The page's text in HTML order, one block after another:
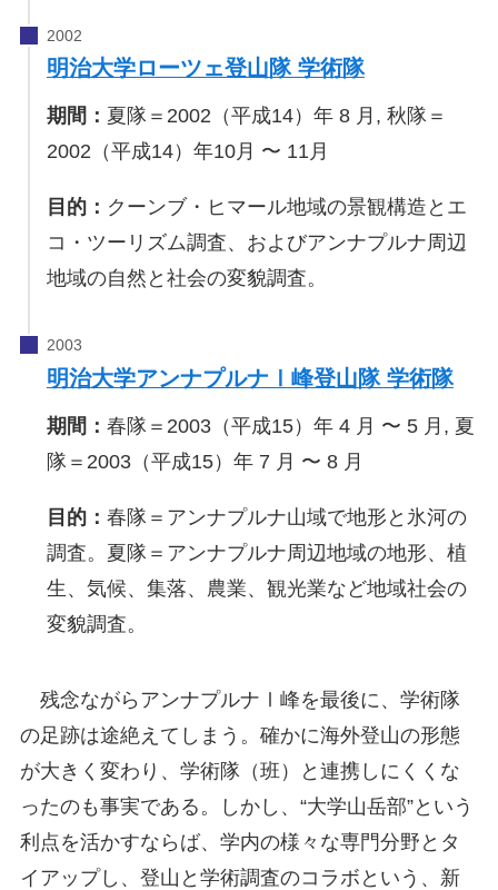
明治大学ローツェ登山隊 学術隊
期間： 夏隊＝2002（平成14）年 8 月, 秋隊＝
2002（平成14）年10月 〜 11月
目的： クーンブ・ヒマール地域の景観構造とエ
コ・ツーリズム調査、およびアンナプルナ周辺
地域の自然と社会の変貌調査。
明治大学アンナプルナⅠ峰登山隊 学術隊
期間： 春隊＝2003（平成15）年 4 月 〜 5 月, 夏
隊＝2003（平成15）年 7 月 〜 8 月
目的： 春隊＝アンナプルナ山域で地形と氷河の
調査。夏隊＝アンナプルナ周辺地域の地形、植
生、気候、集落、農業、観光業など地域社会の
変貌調査。
残念ながらアンナプルナⅠ峰を最後に、学術隊
の足跡は途絶えてしまう。確かに海外登山の形態
が大きく変わり、学術隊（班）と連携しにくくな
ったのも事実である。しかし、“大学山岳部”という
利点を活かすならば、学内の様々な専門分野とタ
イアップし、登山と学術調査のコラボという、新